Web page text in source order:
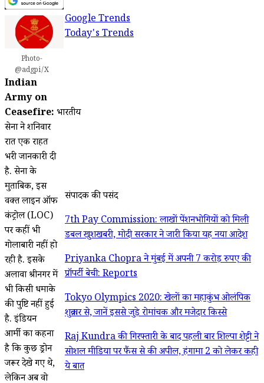
Photo-
@adgpi/X
Indian
Army on
Ceasefire: भारतीय
सेना ने शनिवार
रात एक राहत
भरी जानकारी दी
है. सेना के
मुताबिक, इस
वक्त लाइन ऑफ
कंट्रोल (LOC)
पर कहीं भी
गोलाबारी नहीं हो
रही है. इसके
अलावा श्रीनगर में
भी किसी धमाके
की पुष्टि नहीं हुई
है. इंडियन
आर्मी का कहना
है कि कुछ ड्रोन
जरूर देखे गए थे,
लेकिन अब वो
Google Trends
Today's Trends
संपादक की पसंद
7th Pay Commission: लाखों पेंशनभोगियों को मिली
डबल खुशखबरी, मोदी सरकार ने जारी किया यह नया आदेश
Priyanka Chopra ने मुंबई में अपनी 7 करोड़ रुपए की
प्रॉपर्टी बेची: Reports
Tokyo Olympics 2020: खेलों का महाकुंभ ओलंपिक
शुक्रवार से, जानें इससे जुड़े रोमांचक और मजेदार किस्से
Raj Kundra की गिरफ्तारी के बाद पहली बार शिल्पा शेट्टी ने
सोशल मीडिया पर फैंस से की अपील, हंगामा 2 को लेकर कही
ये बात